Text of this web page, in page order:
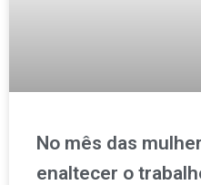
No mês das
enaltecer o